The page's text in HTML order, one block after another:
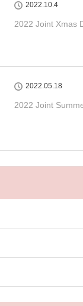
2022.10.4
2022 Joint Xmas
2022.05.18
2022 Joint